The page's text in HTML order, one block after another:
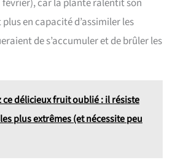
février), car la plante ralentit son
en capacité d’assimiler les
de s’accumuler et de brûler les
ce délicieux fruit oublié : il résiste
plus extrêmes (et nécessite peu